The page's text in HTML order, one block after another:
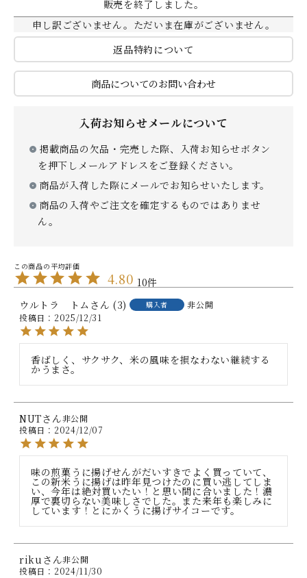
私たちについて
さがえ屋について
ご利用ガイド
特定商取引法
販売を終了しました。
申し訳ございません。ただいま在庫がございません。
返品特約について
商品についてのお問い合わせ
入荷お知らせメールについて
掲載商品の欠品・完売した際、入荷お知らせボタン
を押下しメールアドレスをご登録ください。
商品が入荷した際にメールでお知らせいたします。
商品の入荷やご注文を確定するものではありませ
ん。
4.80 10
ウルトラ トム
3 購入者
非公開
投稿日
2025/12/31
香ばしく、サクサク、米の風味を損なわない継続する
かうまさ。
NUT
非公開
投稿日
2024/12/07
味の煎菓うに揚げせんがだいすきでよく買っていて、
この新米うに揚げは昨年見つけたのに買い逃してしま
い、今年は絶対買いたい！と思い間に合いました！濃
厚で裏切らない美味しさでした。また来年も楽しみに
しています！とにかくうに揚げサイコーです。
riku
非公開
投稿日
2024/11/30